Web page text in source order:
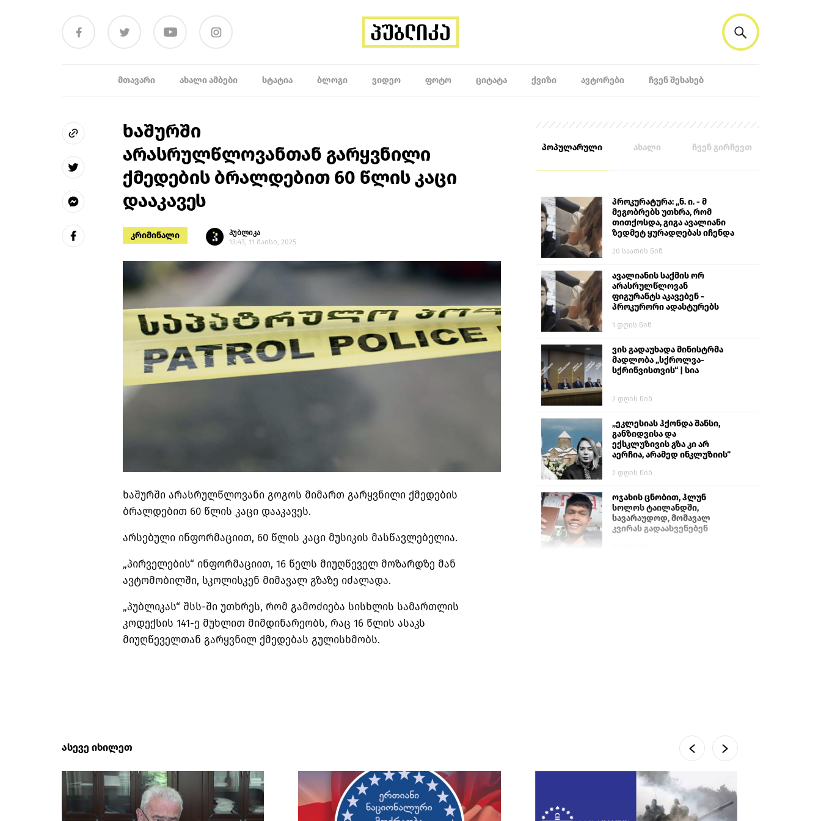
ᲛᲗᲐᲕᲐᲠᲘ ᲐᲮᲐᲚᲘ ᲐᲛᲑᲔᲑᲘ ᲡᲢᲐᲢᲘᲐ ᲑᲚᲝᲒᲘ ᲕᲘᲓᲔᲝ ᲤᲝᲢᲝ ᲪᲘᲢᲐᲢᲐ ᲥᲕᲘᲖᲘ ᲐᲕᲢᲝᲠᲔᲑᲘ ᲩᲕᲔᲜ ᲨᲔᲡᲐᲮᲔᲑ
ხაშურში
არასრულწლოვანთან გარყვნილი
ქმედების ბრალდებით 60 წლის კაცი
დააკავეს
კრიმინალი
პუბლიკა
13:43, 11 მაისი, 2025
ხაშურში არასრულწლოვანი გოგოს მიმართ გარყვნილი ქმედების
ბრალდებით 60 წლის კაცი დააკავეს.
არსებული ინფორმაციით, 60 წლის კაცი მუსიკის მასწავლებელია.
„პირველების“ ინფორმაციით, 16 წელს მიუღწეველ მოზარდზე მან
ავტომობილში, სკოლისკენ მიმავალ გზაზე იძალადა.
„პუბლიკას“ შსს-ში უთხრეს, რომ გამოძიება სისხლის სამართლის
კოდექსის 141-ე მუხლით მიმდინარეობს, რაც 16 წლის ასაკს
მიუღწეველთან გარყვნილ ქმედებას გულისხმობს.
პოპულარული ახალი ჩვენ გირჩევთ
პროკურატურა: „ნ. ი. - მ
მეგობრებს უთხრა, რომ
თითქოსდა, გიგა ავალიანი
ზედმეტ ყურადღებას იჩენდა
ალექსანდრე გაბაშვილი
გიგა ავალიანს“
20 საათის წინ
ავალიანის საქმის ორ
არასრულწლოვან
ფიგურანტს აკავებენ -
პროკურორი ადასტურებს
1 დღის წინ
ვის გადაუხადა მინისტრმა
მადლობა „სქროლვა-
სქრინვისთვის“ | სია
2 დღის წინ
„ეკლესიას ჰქონდა შანსი,
განზიდვისა და
ექსკლუზივის გზა კი არ
აერჩია, არამედ ინკლუზიის“
2 დღის წინ
ოჯახის ცნობით, ჰლუნ
სოლოს ტაილანდში,
სავარაუდოდ, მომავალ
კვირას გადაასვენებენ
დაემუქრნენ — სომხეთში
გამოძიება დაიწყო
მონიტორი: პირები,
რომლებიც თაღლითურ
ქოლცენტრში მუშაობდნენ,
ასევე იხილეთ